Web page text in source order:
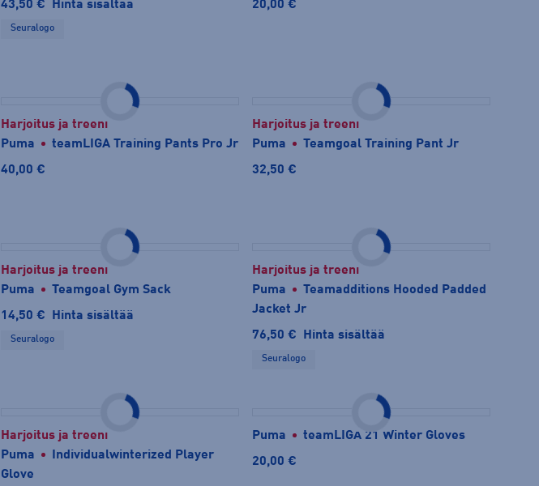
43,50 €
Hinta sisältää
Seuralogo
20,00 €
Harjoitus ja treeni
Puma
teamLIGA Training Pants Pro Jr
40,00 €
Harjoitus ja treeni
Puma
Teamgoal Training Pant Jr
32,50 €
Harjoitus ja treeni
Puma
Teamgoal Gym Sack
14,50 €
Hinta sisältää
Seuralogo
Harjoitus ja treeni
Puma
Teamadditions Hooded Padded
Jacket Jr
76,50 €
Hinta sisältää
Seuralogo
Harjoitus ja treeni
Puma
Individualwinterized Player
Glove
Puma
teamLIGA 21 Winter Gloves
20,00 €